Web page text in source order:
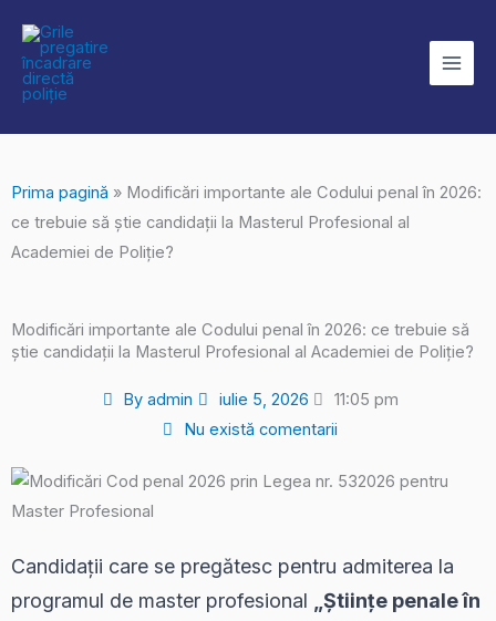
content
Prima pagină » Modificări importante ale Codului penal în 2026:
ce trebuie să știe candidații la Masterul Profesional al
Academiei de Poliție?
Modificări importante ale Codului penal în 2026: ce trebuie să
știe candidații la Masterul Profesional al Academiei de Poliție?
By admin iulie 5, 2026
11:05 pm
Nu există comentarii
Candidații care se pregătesc pentru admiterea la
programul de master profesional
„Științe penale în